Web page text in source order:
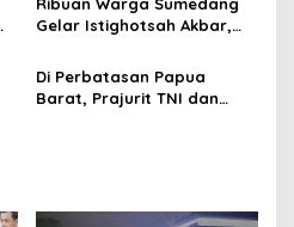
Ribuan Warga Sumedang
Gelar Istighotsah Akbar,
Gunung Tampomas
Di Perbatasan Papua
Barat, Prajurit TNI dan